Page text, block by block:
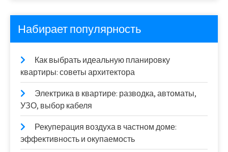
Набирает популярность
Как выбрать идеальную планировку
квартиры: советы архитектора
Электрика в квартире: разводка, автоматы,
УЗО, выбор кабеля
Рекуперация воздуха в частном доме:
эффективность и окупаемость